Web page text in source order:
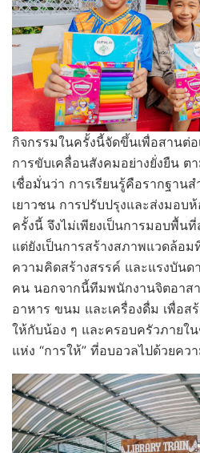
กิจกรรมในครั้งนี้จัดขึ้นเพื่อสานต่
การขับเคลื่อนสังคมอย่างยั่งยืน ต
เชื่อมั่นว่า การเรียนรู้คือรากฐา
เยาวชน การปรับปรุงและส่งมอบ
ครั้งนี้ จึงไม่เพียงเป็นการมอบพื้น
แต่ยังเป็นการสร้างสภาพแวดล้อ
ความคิดสร้างสรรค์ และแรงบันด
คน นอกจากนี้ทีมพนักงานจิตอาสา
อาหาร ขนม และเครื่องดื่ม เพื่อส
ให้กับน้อง ๆ และครอบครัวภายใ
แห่ง “การให้” ที่อบอวลไปด้วยค